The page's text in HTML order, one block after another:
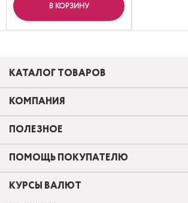
В КОРЗИНУ
КАТАЛОГ ТОВАРОВ
КОМПАНИЯ
ПОЛЕЗНОЕ
ПОМОЩЬ ПОКУПАТЕЛЮ
КУРСЫ ВАЛЮТ